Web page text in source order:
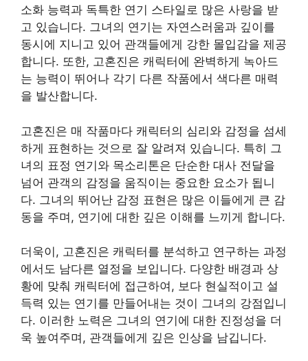
소화 능력과 독특한 연기 스타일로 많은 사랑을 받
고 있습니다. 그녀의 연기는 자연스러움과 깊이를
동시에 지니고 있어 관객들에게 강한 몰입감을 제공
합니다. 또한, 고혼진은 캐릭터에 완벽하게 녹아드
는 능력이 뛰어나 각기 다른 작품에서 색다른 매력
을 발산합니다.
고혼진은 매 작품마다 캐릭터의 심리와 감정을 섬세
하게 표현하는 것으로 잘 알려져 있습니다. 특히 그
녀의 표정 연기와 목소리톤은 단순한 대사 전달을
넘어 관객의 감정을 움직이는 중요한 요소가 됩니
다. 그녀의 뛰어난 감정 표현은 많은 이들에게 큰 감
동을 주며, 연기에 대한 깊은 이해를 느끼게 합니다.
더욱이, 고혼진은 캐릭터를 분석하고 연구하는 과정
에서도 남다른 열정을 보입니다. 다양한 배경과 상
황에 맞춰 캐릭터에 접근하여, 보다 현실적이고 설
득력 있는 연기를 만들어내는 것이 그녀의 강점입니
다. 이러한 노력은 그녀의 연기에 대한 진정성을 더
욱 높여주며, 관객들에게 깊은 인상을 남깁니다.